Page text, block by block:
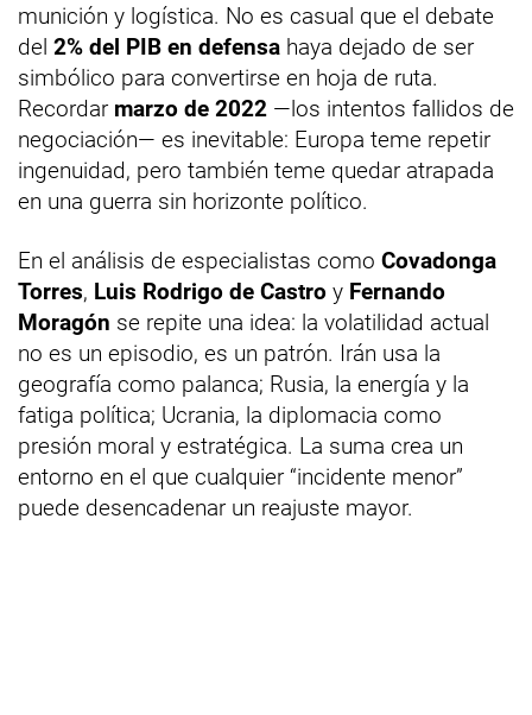
munición y logística. No es casual que el debate
del 2% del PIB en defensa haya dejado de ser
simbólico para convertirse en hoja de ruta.
Recordar marzo de 2022 —los intentos fallidos de
negociación— es inevitable: Europa teme repetir
ingenuidad, pero también teme quedar atrapada
en una guerra sin horizonte político.
En el análisis de especialistas como Covadonga
Torres, Luis Rodrigo de Castro y Fernando
Moragón se repite una idea: la volatilidad actual
no es un episodio, es un patrón. Irán usa la
geografía como palanca; Rusia, la energía y la
fatiga política; Ucrania, la diplomacia como
presión moral y estratégica. La suma crea un
entorno en el que cualquier “incidente menor”
puede desencadenar un reajuste mayor.